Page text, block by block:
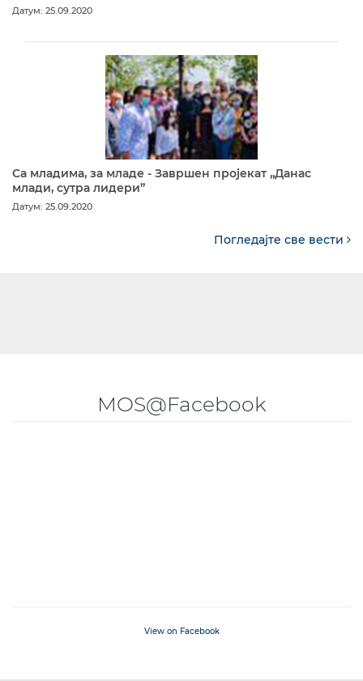
Датум: 25.09.2020
Са младима, за младе - Завршен пројекат „Данас
млади, сутра лидери”
Датум: 25.09.2020
Погледајте све вести
MOS@Facebook
View on Facebook